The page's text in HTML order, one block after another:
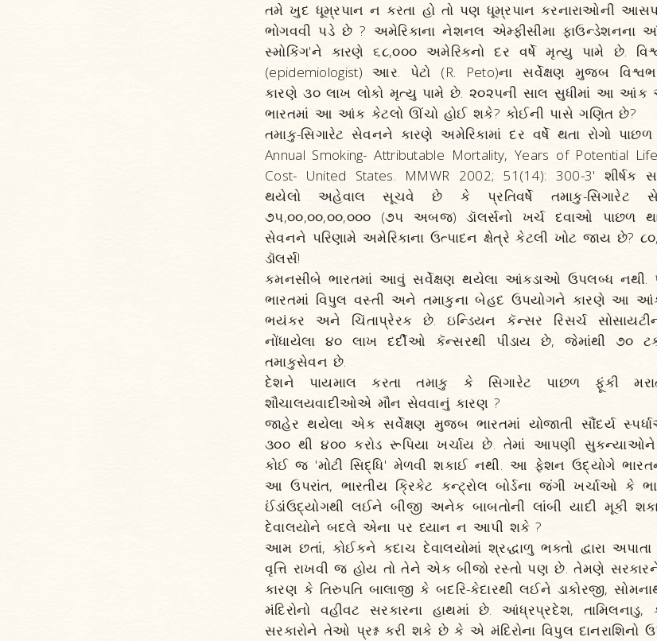
તમે ખુદ ધૂમ્રપાન ન કરતા હો તો પણ ધૂમ્રપાન કરનારાઓની
ભોગવવી પડે છે ? અમેરિકાના નેશનલ એમ્ફીસીમા
સ્મોકિંગ'ને કારણે ૬૮,૦૦૦ અમેરિકનો દર વર્ષે મૃત્યુ પામે છે.
(epidemiologist) આર. પેટો (R. Peto)ના સર્વેક્ષણ મુજબ
કારણે ૩૦ લાખ લોકો મૃત્યુ પામે છે. ૨૦૨૫ની સાલ સુધીમાં આ
ભારતમાં આ આંક કેટલો ઊંચો હોઈ શકે? કોઈની પાસે ગણિત છે?
તમાકુ-સિગારેટ સેવનને કારણે અમેરિકામાં દર વર્ષે થતા રોગો
Annual Smoking- Attributable Mortality, Years of Potential
Cost- United States. MMWR 2002; 51(14): 300-3' શીર્ષક
થયેલો અહેવાલ સૂચવે છે કે પ્રતિવર્ષે તમાકુ-સિગારેટ
૭૫,૦૦,૦૦,૦૦,૦૦૦ (૭૫ અબજ) ડૉલર્સનો ખર્ચ દવાઓ પાછળ
સેવનને પરિણામે અમેરિકાના ઉત્પાદન ક્ષેત્રે કેટલી ખોટ જાય છે?
ડૉલર્સ!
કમનસીબે ભારતમાં આવું સર્વેક્ષણ થયેલા આંકડાઓ ઉપલબ્ધ નથી.
ભારતમાં વિપુલ વસ્તી અને તમાકુના બેહદ ઉપયોગને કારણે આ
ભયંકર અને ચિંતાપ્રેરક છે. ઇન્ડિયન કૅન્સર રિસર્ચ
નોંધાયેલા ૪૦ લાખ દર્દીઓ કૅન્સરથી પીડાય છે, જેમાંથી ૭૦
તમાકુસેવન છે.
દેશને પાયમાલ કરતા તમાકુ કે સિગારેટ પાછળ ફૂંકી
શૌચાલયવાદીઓએ મૌન સેવવાનું કારણ ?
જાહેર થયેલા એક સર્વેક્ષણ મુજબ ભારતમાં યોજાતી સૌંદર્ય
૩૦૦ થી ૪૦૦ કરોડ રૂપિયા ખર્ચાય છે. તેમાં આપણી સુકન્યાઓને
કોઈ જ 'મોટી સિદ્ધિ' મેળવી શકાઈ નથી. આ ફેશન ઉદ્યોગે
આ ઉપરાંત, ભારતીય ક્રિકેટ કન્ટ્રોલ બોર્ડના જંગી ખર્ચાઓ કે
ઈંડાંઉદ્યોગથી લઈને બીજી અનેક બાબતોની લાંબી યાદી મૂકી
દેવાલયોને બદલે એના પર ધ્યાન ન આપી શકે ?
આમ છતાં, કોઈકને કદાચ દેવાલયોમાં શ્રદ્ધાળુ ભક્તો દ્વારા અપાતા
વૃત્તિ રાખવી જ હોય તો તેને એક બીજો રસ્તો પણ છે. તેમણે
કારણ કે તિરુપતિ બાલાજી કે બદરિ-કેદારથી લઈને ડાકોરજી,
મંદિરોનો વહીવટ સરકારના હાથમાં છે. આંધ્રપ્રદેશ,
સરકારોને તેઓ પ્રશ્ન કરી શકે છે કે એ મંદિરોના વિપુલ દાનરાશિનો